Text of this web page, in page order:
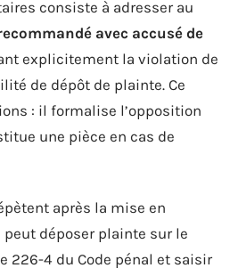
consiste à adresser au
avec accusé de
explicitement la violation de
de dépôt de plainte. Ce
: il formalise l’opposition
une pièce en cas de
après la mise en
déposer plainte sur le
226-4 du Code pénal et saisir